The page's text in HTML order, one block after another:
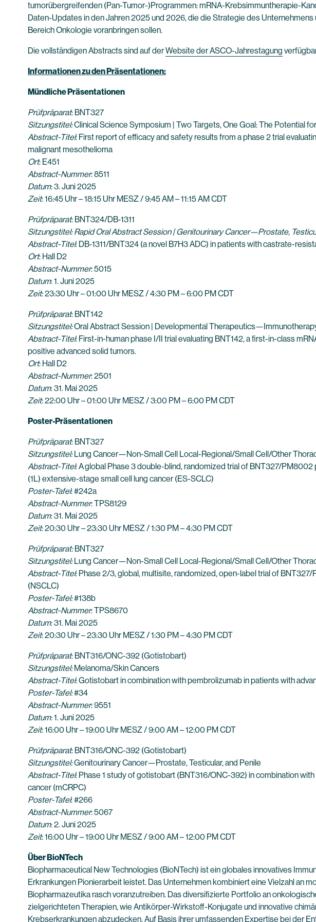
tumorübergreifenden (Pan-Tumor-)Programmen: mRNA-Krebsimmuntherapie-
Daten-Updates in den Jahren 2025 und 2026, die die Strategie des
Bereich Onkologie voranbringen sollen.
Die vollständigen Abstracts sind auf derWebsite der ASCO-Jahrestagung
Informationen zu den Präsentationen:
Mündliche Präsentationen
Prüfpräparat: BNT327
Sitzungstitel:Clinical Science Symposium | Two Targets, One Goal: The Potential
Abstract-Titel: First report of efficacy and safety results from a phase 2 trial
malignant mesothelioma
Ort: E451
Abstract-Nummer: 8511
Datum: 3. Juni 2025
Zeit: 16:45 Uhr – 18:15 Uhr MESZ / 9:45 AM – 11:15 AM CDT
Prüfpräparat: BNT324/DB-1311
Sitzungstitel: Rapid Oral Abstract Session | Genitourinary Cancer—Prostate,
Abstract-Titel: DB-1311/BNT324 (a novel B7H3 ADC) in patients with castrate-
Ort: Hall D2
Abstract-Nummer: 5015
Datum: 1. Juni 2025
Zeit: 23:30 Uhr – 01:00 Uhr MESZ / 4:30 PM – 6:00 PM CDT
Prüfpräparat: BNT142
Sitzungstitel:Oral Abstract Session | Developmental
Abstract-Titel: First-in-human phase I/II trial evaluating BNT142, a first-in-class
positive advanced solid tumors.
Ort: Hall D2
Abstract-Nummer: 2501
Datum: 31. Mai 2025
Zeit: 22:00 Uhr – 01:00 Uhr MESZ / 3:00 PM – 6:00 PM CDT
Poster-Präsentationen
Prüfpräparat: BNT327
Sitzungstitel:Lung Cancer—Non-Small Cell Local-Regional/Small Cell/Other
Abstract-Titel: A global Phase 3 double-blind, randomized trial of BNT327/
(1L) extensive-stage small cell lung cancer (ES-SCLC)
Poster-Tafel: #242a
Abstract-Nummer: TPS8129
Datum: 31. Mai 2025
Zeit: 20:30 Uhr – 23:30 Uhr MESZ / 1:30 PM – 4:30 PM CDT
Prüfpräparat:BNT327
Sitzungstitel:Lung Cancer—Non-Small Cell Local-Regional/Small Cell/Other
Abstract-Titel: Phase 2/3, global, multisite, randomized, open-label trial of
(NSCLC)
Poster-Tafel:#138b
Abstract-Nummer: TPS8670
Datum: 31. Mai 2025
Zeit: 20:30 Uhr – 23:30 Uhr MESZ / 1:30 PM – 4:30 PM CDT
Prüfpräparat: BNT316/ONC-392 (Gotistobart)
Sitzungstitel:Melanoma/Skin Cancers
Abstract-Titel: Gotistobart in combination with pembrolizumab in patients with
Poster-Tafel:#34
Abstract-Nummer: 9551
Datum: 1. Juni 2025
Zeit: 16:00 Uhr – 19:00 Uhr MESZ / 9:00 AM – 12:00 PM CDT
Prüfpräparat: BNT316/ONC-392 (Gotistobart)
Sitzungstitel:Genitourinary Cancer—Prostate, Testicular, and Penile
Abstract-Titel: Phase 1 study of gotistobart (BNT316/ONC-392) in combination
cancer (mCRPC)
Poster-Tafel: #266
Abstract-Nummer: 5067
Datum: 2. Juni 2025
Zeit: 16:00 Uhr – 19:00 Uhr MESZ / 9:00 AM – 12:00 PM CDT
Über BioNTech
Biopharmaceutical New Technologies (BioNTech) ist ein globales innovatives
Erkrankungen Pionierarbeit leistet. Das Unternehmen kombiniert eine Vielzahl an
Biopharmazeutika rasch voranzutreiben. Das diversifizierte Portfolio an
zielgerichteten Therapien, wie Antikörper-Wirkstoff-Konjugate und innovative
Krebserkrankungen abzudecken. Auf Basis ihrer umfassenden Expertise bei der